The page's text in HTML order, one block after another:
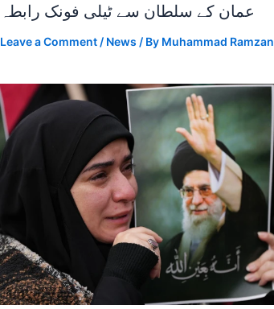
عمان کے سلطان سے ٹیلی فونک رابطہ
Leave a Comment / News / By Muhammad Ramzan